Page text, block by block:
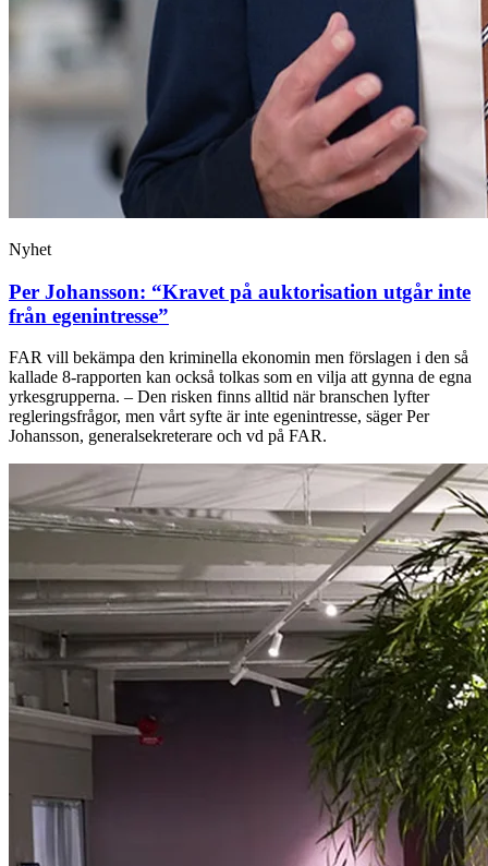
Nyhet
Per Johansson: “Kravet på auktorisation utgår inte
från egenintresse”
FAR vill bekämpa den kriminella ekonomin men förslagen i den så
kallade 8-rapporten kan också tolkas som en vilja att gynna de egna
yrkesgrupperna. – Den risken finns alltid när branschen lyfter
regleringsfrågor, men vårt syfte är inte egenintresse, säger Per
Johansson, generalsekreterare och vd på FAR.